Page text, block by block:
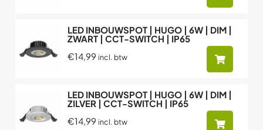
LED INBOUWSPOT | HUGO | 6W | DIM |
ZWART | CCT-SWITCH | IP65
€14,99 incl. btw
LED INBOUWSPOT | HUGO | 6W | DIM |
ZILVER | CCT-SWITCH | IP65
€14,99 incl. btw